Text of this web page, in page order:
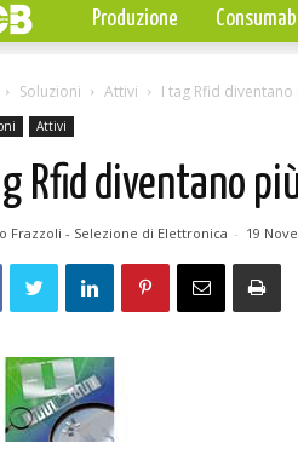
Produzione
Soluzioni Attivi I tag Rfid
Attivi
Rfid diventano
Frazzoli - Selezione di Elettronica - 19